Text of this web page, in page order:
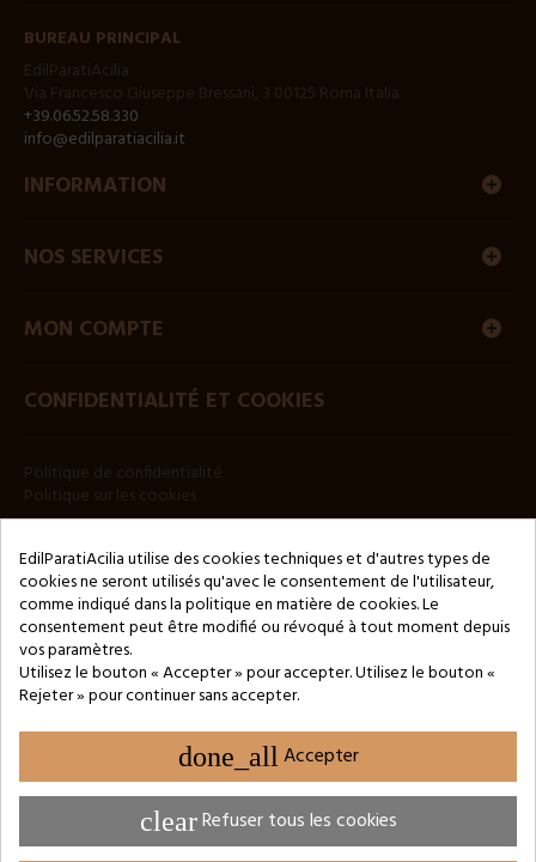
BUREAU PRINCIPAL
+39.06.52.58.330
info@edilparatiacilia.it
INFORMATION
NOS SERVICES
MON COMPTE
CONFIDENTIALITÉ ET COOKIES
Copyright © 2024 by 3Enne s.r.l.s. P.IVA/C.F.: 13466181008
Numéro d'enregistrement REA : RM-1449325 - Registre du
Commerce de Rome
Website Developed by M.Borzacchini - TestSide
EdilParatiAcilia utilise des cookies techniques et d'autres types de
cookies ne seront utilisés qu'avec le consentement de l'utilisateur,
comme indiqué dans la politique en matière de cookies. Le
consentement peut être modifié ou révoqué à tout moment depuis
vos paramètres.
Utilisez le bouton « Accepter » pour accepter. Utilisez le bouton «
Rejeter » pour continuer sans accepter.
done_all Accepter
clearRefuser tous les cookies